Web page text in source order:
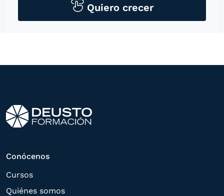
tecnológicos, incluso aplicaciones de
mensajería instantánea, con el fin de
otros directamente relacionados con el
correspondiente. Compartiremos su
solicitud con las empresas que conforman
estas puedan hacerle llegar la mejor
oferta de productos y servicios de acuerdo
a su petición. Quedan reconocidos los
Quiero crecer
Conócenos
Cursos
Quiénes somos